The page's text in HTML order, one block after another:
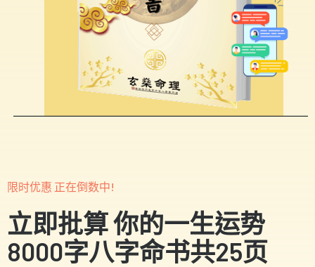
限时优惠 正在倒数中!
立即批算 你的一生运势
8000字八字命书共25页